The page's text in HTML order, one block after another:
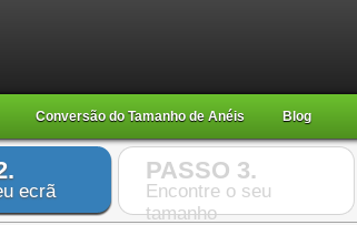
Conversão do Tamanho de Anéis Blog
ecrã
PASSO 3.
Encontre o seu
tamanho